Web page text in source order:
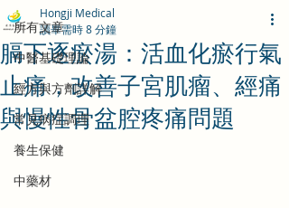
所有文章
中醫基礎理論
經方與方劑詳解
常見病症調理
養生保健
中藥材
膈下逐瘀湯：活血化瘀行氣
止痛，改善子宮肌瘤、經痛
與慢性骨盆腔疼痛問題
Hongji Medical
讀畢需時 8 分鐘